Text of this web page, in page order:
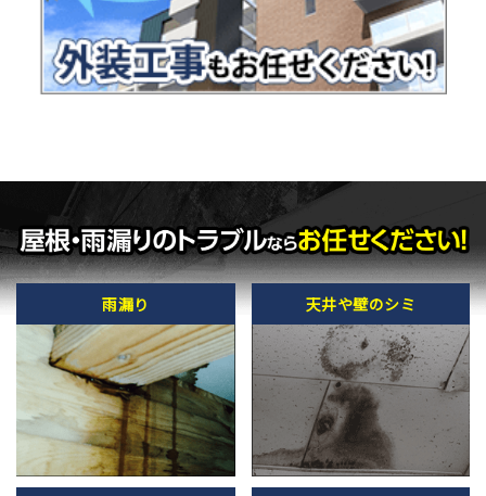
雨漏り 天井や壁のシミ